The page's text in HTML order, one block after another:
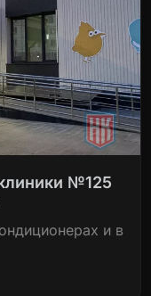
№125
и в